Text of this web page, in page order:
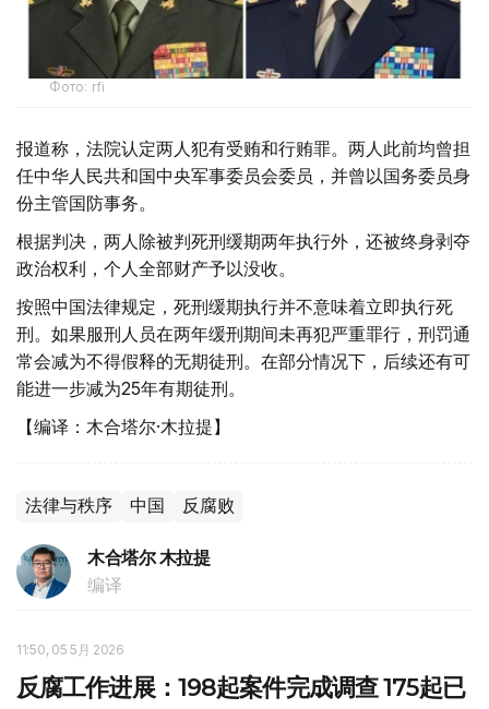
Фото: rfi
报道称，法院认定两人犯有受贿和行贿罪。两人此前均曾担
任中华人民共和国中央军事委员会委员，并曾以国务委员身
份主管国防事务。
根据判决，两人除被判死刑缓期两年执行外，还被终身剥夺
政治权利，个人全部财产予以没收。
按照中国法律规定，死刑缓期执行并不意味着立即执行死
刑。如果服刑人员在两年缓刑期间未再犯严重罪行，刑罚通
常会减为不得假释的无期徒刑。在部分情况下，后续还有可
能进一步减为25年有期徒刑。
【编译：木合塔尔·木拉提】
法律与秩序 中国 反腐败
木合塔尔 木拉提
编译
11:50, 05 5月 2026
反腐工作进展：198起案件完成调查 175起已